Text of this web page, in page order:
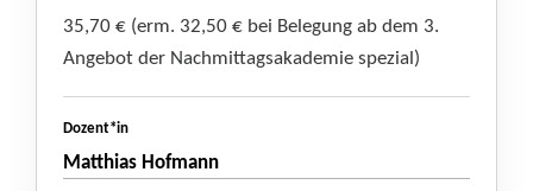
35,70 € (erm. 32,50 € bei Belegung ab dem 3.
Angebot der Nachmittagsakademie spezial)
Dozent*in
Matthias Hofmann